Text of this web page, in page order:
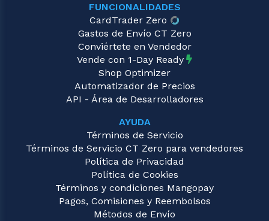
FUNCIONALIDADES
CardTrader Zero
Gastos de Envío CT Zero
Conviértete en Vendedor
Vende con 1-Day Ready
Shop Optimizer
Automatizador de Precios
API - Área de Desarrolladores
AYUDA
Términos de Servicio
Términos de Servicio CT Zero para vendedores
Política de Privacidad
Política de Cookies
Términos y condiciones Mangopay
Pagos, Comisiones y Reembolsos
Métodos de Envío